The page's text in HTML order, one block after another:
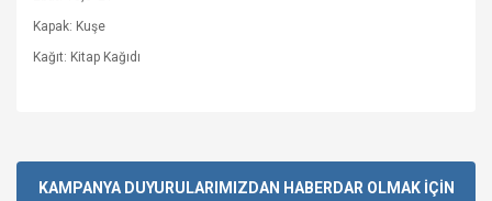
Kapak: Kuşe
Kağıt: Kitap Kağıdı
KAMPANYA DUYURULARIMIZDAN HABERDAR OLMAK İÇİN